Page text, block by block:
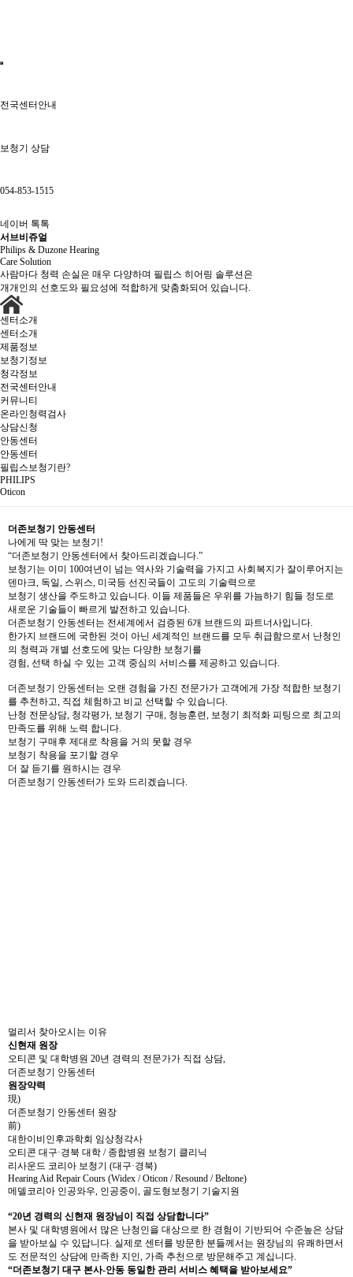
전국센터안내
보청기 상담
054-853-1515
네이버 톡톡
서브비쥬얼
Philips & Duzone Hearing
Care Solution
사람마다 청력 손실은 매우 다양하며 필립스 히어링 솔루션은
개개인의 선호도와 필요성에 적합하게 맞춤화되어 있습니다.
센터소개
센터소개
제품정보
보청기정보
청각정보
전국센터안내
커뮤니티
온라인청력검사
상담신청
안동센터
안동센터
필립스보청기란?
PHILIPS
Oticon
더존보청기 안동센터
나에게 딱 맞는 보청기!
“더존보청기 안동센터에서 찾아드리겠습니다.”
보청기는 이미 100여년이 넘는 역사와 기술력을 가지고 사회복지가 잘이루어지는
덴마크, 독일, 스위스, 미국등 선진국들이 고도의 기술력으로
보청기 생산을 주도하고 있습니다. 이들 제품들은 우위를 가늠하기 힘들 정도로
새로운 기술들이 빠르게 발전하고 있습니다.
더존보청기 안동센터는 전세계에서 검증된 6개 브랜드의 파트너사입니다.
한가지 브랜드에 국한된 것이 아닌 세계적인 브랜드를 모두 취급함으로서 난청인
의 청력과 개별 선호도에 맞는 다양한 보청기를
경험, 선택 하실 수 있는 고객 중심의 서비스를 제공하고 있습니다.
더존보청기 안동센터는 오랜 경험을 가진 전문가가 고객에게 가장 적합한 보청기
를 추천하고, 직접 체험하고 비교 선택할 수 있습니다.
난청 전문상담, 청각평가, 보청기 구매, 청능훈련, 보청기 최적화 피팅으로 최고의
만족도를 위해 노력 합니다.
보청기 구매후 제대로 착용을 거의 못할 경우
보청기 착용을 포기할 경우
더 잘 듣기를 원하시는 경우
더존보청기 안동센터가 도와 드리겠습니다.
멀리서 찾아오시는 이유
신현재 원장
오티콘 및 대학병원 20년 경력의 전문가가 직접 상담,
더존보청기 안동센터
원장약력
現)
더존보청기 안동센터 원장
前)
대한이비인후과학회 임상청각사
오티콘 대구·경북 대학 / 종합병원 보청기 클리닉
리사운드 코리아 보청기 (대구·경북)
Hearing Aid Repair Cours (Widex / Oticon / Resound / Beltone)
메델코리아 인공와우, 인공중이, 골도형보청기 기술지원
“20년 경력의 신현재 원장님이 직접 상담합니다”
본사 및 대학병원에서 많은 난청인을 대상으로 한 경험이 기반되어 수준높은 상담
을 받아보실 수 있답니다. 실제로 센터를 방문한 분들께서는 원장님의 유쾌하면서
도 전문적인 상담에 만족한 지인, 가족 추천으로 방문해주고 계십니다.
“더존보청기 대구 본사-안동 동일한 관리 서비스 혜택을 받아보세요”